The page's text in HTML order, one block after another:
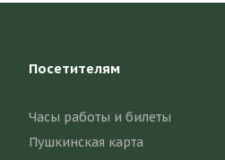
Посетителям
Часы работы и билеты
Пушкинская карта